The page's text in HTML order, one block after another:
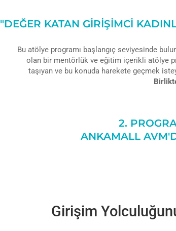
"DEĞER KATAN GIRIŞIMCI
Bu atölye programı başlangıç seviyesinde
olan bir mentörlük ve eğitim içerikli atölye
taşıyan ve bu konuda harekete geçmek
2.
ANKAMALL
Girişim